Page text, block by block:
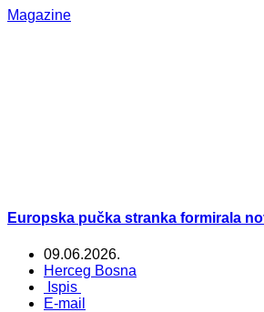
Magazine
Europska pučka stranka formirala
09.06.2026.
Herceg Bosna
Ispis
E-mail